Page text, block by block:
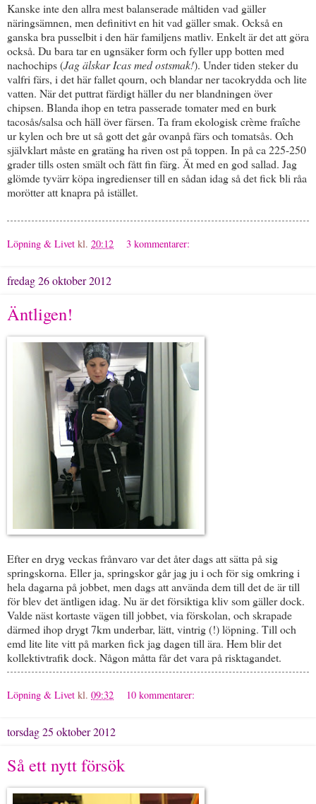
Kanske inte den allra mest balanserade måltiden vad gäller
näringsämnen, men definitivt en hit vad gäller smak. Också en
ganska bra pusselbit i den här familjens matliv. Enkelt är det att göra
också. Du bara tar en ugnsäker form och fyller upp botten med
nachochips (Jag älskar Icas med ostsmak!). Under tiden steker du
valfri färs, i det här fallet qourn, och blandar ner tacokrydda och lite
vatten. När det puttrat färdigt häller du ner blandningen över
chipsen. Blanda ihop en tetra passerade tomater med en burk
tacosås/salsa och häll över färsen. Ta fram ekologisk crème fraîche
ur kylen och bre ut så gott det går ovanpå färs och tomatsås. Och
självklart måste en gratäng ha riven ost på toppen. In på ca 225-250
grader tills osten smält och fått fin färg. Ät med en god sallad. Jag
glömde tyvärr köpa ingredienser till en sådan idag så det fick bli råa
morötter att knapra på istället.
Löpning & Livet kl. 20:12 3 kommentarer:
fredag 26 oktober 2012
Äntligen!
Efter en dryg veckas frånvaro var det åter dags att sätta på sig
springskorna. Eller ja, springskor går jag ju i och för sig omkring i
hela dagarna på jobbet, men dags att använda dem till det de är till
för blev det äntligen idag. Nu är det försiktiga kliv som gäller dock.
Valde näst kortaste vägen till jobbet, via förskolan, och skrapade
därmed ihop drygt 7km underbar, lätt, vintrig (!) löpning. Till och
emd lite lite vitt på marken fick jag dagen till ära. Hem blir det
kollektivtrafik dock. Någon måtta får det vara på risktagandet.
Löpning & Livet kl. 09:32 10 kommentarer:
torsdag 25 oktober 2012
Så ett nytt försök